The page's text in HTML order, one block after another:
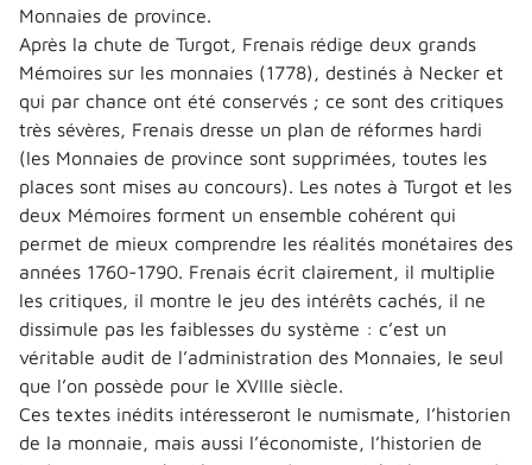
Monnaies de province.
Après la chute de Turgot, Frenais rédige deux grands
Mémoires sur les monnaies (1778), destinés à Necker et
qui par chance ont été conservés ; ce sont des critiques
très sévères, Frenais dresse un plan de réformes hardi
(les Monnaies de province sont supprimées, toutes les
places sont mises au concours). Les notes à Turgot et les
deux Mémoires forment un ensemble cohérent qui
permet de mieux comprendre les réalités monétaires des
années 1760-1790. Frenais écrit clairement, il multiplie
les critiques, il montre le jeu des intérêts cachés, il ne
dissimule pas les faiblesses du système : c’est un
véritable audit de l’administration des Monnaies, le seul
que l’on possède pour le XVIIIe siècle.
Ces textes inédits intéresseront le numismate, l’historien
de la monnaie, mais aussi l’économiste, l’historien de